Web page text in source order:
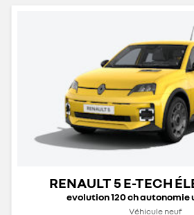
RENAULT 5 E-TECH
evolution 120 ch autonomie
Véhicule neuf